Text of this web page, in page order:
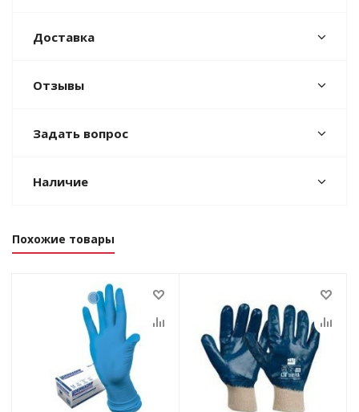
Доставка
Отзывы
Задать вопрос
Наличие
Похожие товары